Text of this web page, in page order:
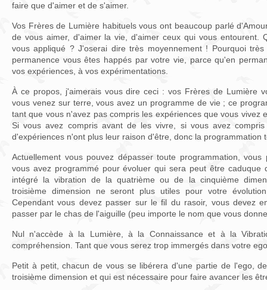
faire que d'aimer et de s'aimer.
Vos Frères de Lumière habituels vous ont beaucoup parlé
de vous aimer, d'aimer la vie, d'aimer ceux qui vous entourent.
vous appliqué ? J'oserai dire très moyennement ! Pourquoi
permanence vous êtes happés par votre vie, parce qu'en
vos expériences, à vos expérimentations.
À ce propos, j'aimerais vous dire ceci : vos Frères de Lumière
vous venez sur terre, vous avez un programme de vie ; ce
tant que vous n'avez pas compris les expériences que vous vivez
Si vous avez compris avant de les vivre, si vous avez
d'expériences n'ont plus leur raison d'être, donc la programmation
Actuellement vous pouvez dépasser toute programmation,
vous avez programmé pour évoluer qui sera peut être caduque
intégré la vibration de la quatrième ou de la cinquième
troisième dimension ne seront plus utiles pour votre
Cependant vous devez passer sur le fil du rasoir, vous devez
passer par le chas de l'aiguille (peu importe le nom que vous
Nul n'accède à la Lumière, à la Connaissance et à la
compréhension. Tant que vous serez trop immergés dans votre
Petit à petit, chacun de vous se libérera d'une partie de l'ego,
troisième dimension et qui est nécessaire pour faire avancer les